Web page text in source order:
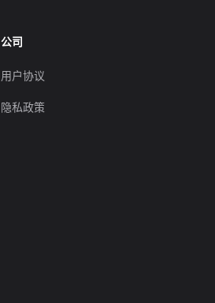
公司
用户协议
隐私政策